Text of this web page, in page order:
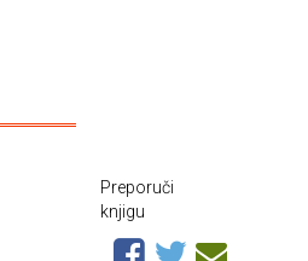
Preporuči
knjigu